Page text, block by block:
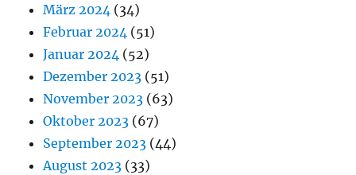
März 2024 (34)
Februar 2024 (51)
Januar 2024 (52)
Dezember 2023 (51)
November 2023 (63)
Oktober 2023 (67)
September 2023 (44)
August 2023 (33)